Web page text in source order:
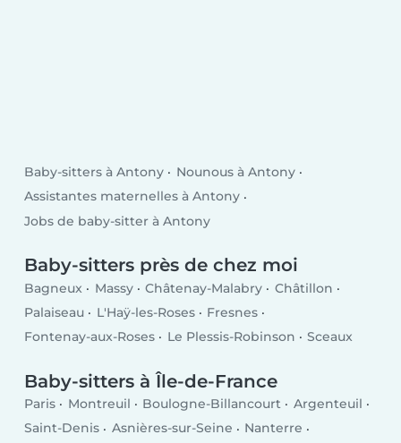
Baby-sitters à Antony
Nounous à Antony
Assistantes maternelles à Antony
Jobs de baby-sitter à Antony
Baby-sitters près de chez moi
Bagneux Massy Châtenay-Malabry
Châtillon
Palaiseau
L'Haÿ-les-Roses
Fresnes
Fontenay-aux-Roses
Le Plessis-Robinson Sceaux
Baby-sitters à Île-de-France
Paris Montreuil Boulogne-Billancourt
Argenteuil
Saint-Denis
Asnières-sur-Seine
Nanterre